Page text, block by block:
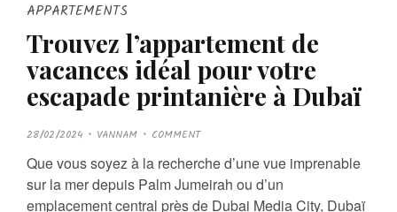
APPARTEMENTS
Trouvez l’appartement de
vacances idéal pour votre
escapade printanière à Dubaï
P
O
T
E
D
O
N
28/02/2024 VANNAM COMMENT
Que vous soyez à la recherche d’une vue imprenable
sur la mer depuis Palm Jumeirah ou d’un
emplacement central près de Dubai Media City, Dubaï